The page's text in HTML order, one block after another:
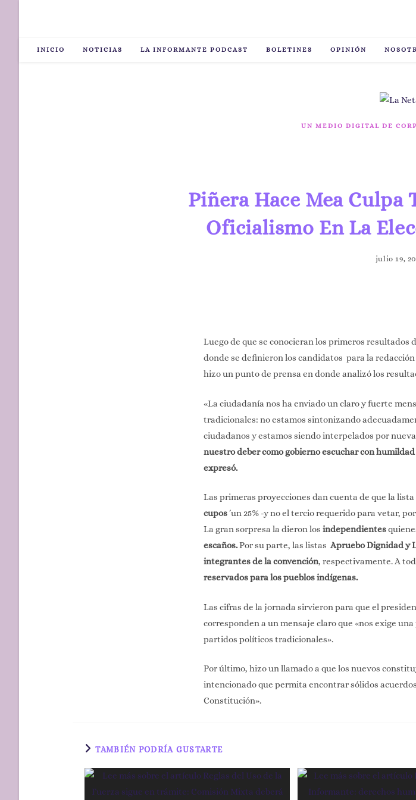
INICIO NOTICIAS LA INFORMANTE PODCAST BOLETINES OPINIÓN
UN MEDIO DIGITAL DE
Piñera Hace Mea
Oficialismo En La
julio 19,
Luego de que se conocieran los primeros resultados
donde se definieron los candidatos para la
hizo un punto de prensa en donde analizó los
«La ciudadanía nos ha enviado un claro y fuerte
tradicionales: no estamos sintonizando
ciudadanos y estamos siendo interpelados por
nuestro deber como gobierno escuchar con
expresó.
Las primeras proyecciones dan cuenta de que la
cupos´un 25% -y no el tercio requerido para vetar,
La gran sorpresa la dieron los independientes
escaños.Por su parte, las listas Apruebo Dignidad y
integrantes de la convención, respectivamente. A
reservados para los pueblos indígenas.
Las cifras de la jornada sirvieron para que el
corresponden a un mensaje claro que «nos exige
partidos políticos tradicionales».
Por último, hizo un llamado a que los nuevos
intencionado que permita encontrar sólidos
Constitución».
TAMBIÉN PODRÍA GUSTARTE